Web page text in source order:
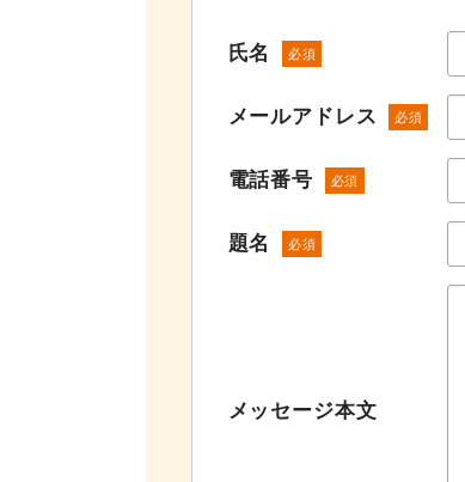
氏名 必須
メールアドレス 必須
電話番号 必須
題名 必須
メッセージ本文